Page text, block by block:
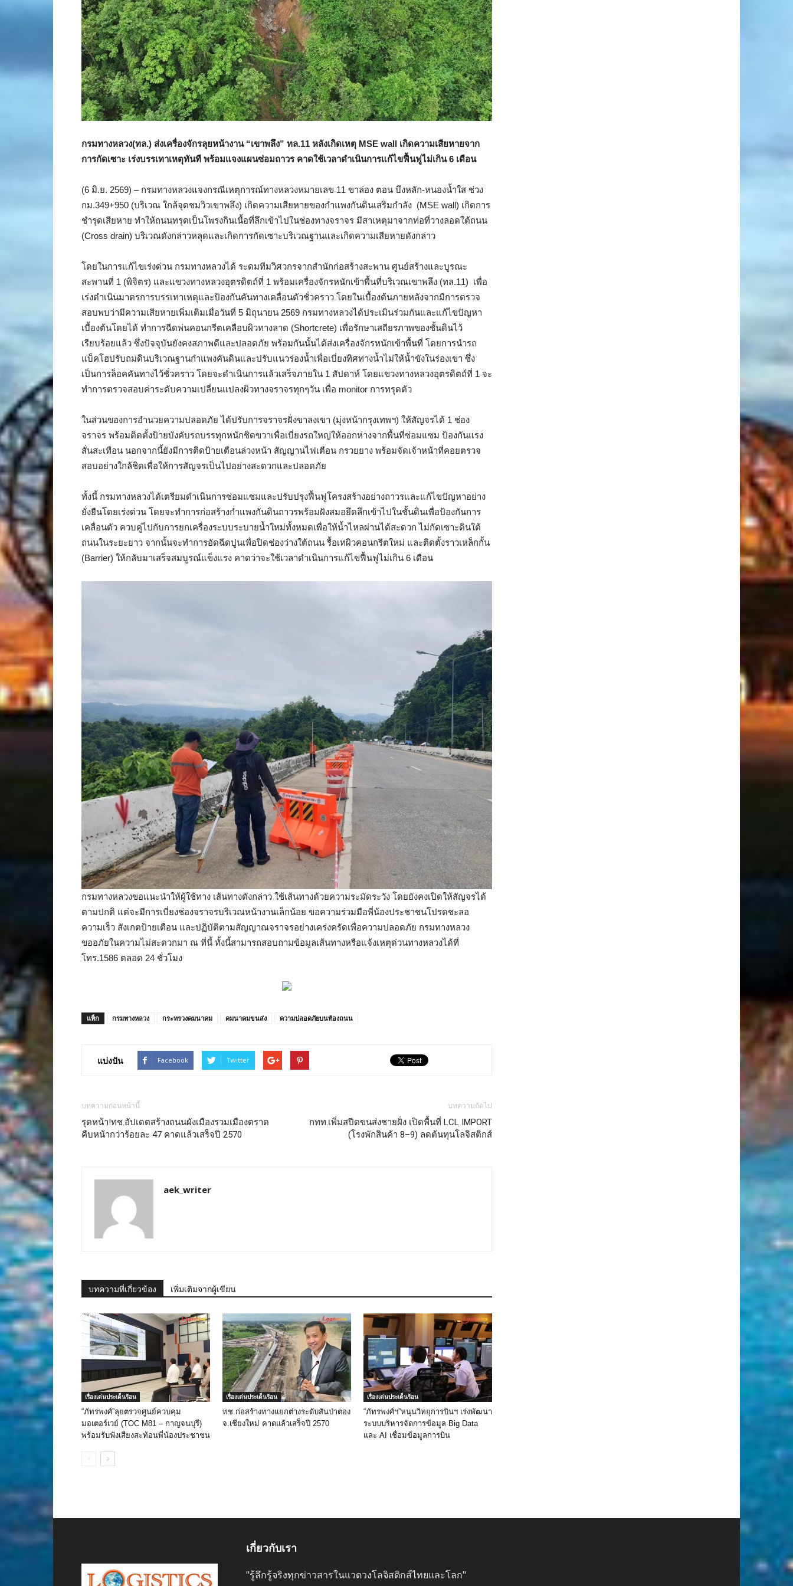
กรมทางหลวง(ทล.) ส่งเครื่องจักรลุยหน้างาน “เขาพลึง” ทล.11 หลังเกิดเหตุ MSE wall เกิดความเสียหายจาก
การกัดเซาะ เร่งบรรเทาเหตุทันที พร้อมแจงแผนซ่อมถาวร คาดใช้เวลาดำเนินการแก้ไขฟื้นฟูไม่เกิน 6 เดือน
(6 มิ.ย. 2569) – กรมทางหลวงแจงกรณีเหตุการณ์ทางหลวงหมายเลข 11 ขาล่อง ตอน บึงหลัก-หนองน้ำใส ช่วง
กม.349+950 (บริเวณ ใกล้จุดชมวิวเขาพลึง) เกิดความเสียหายของกำแพงกันดินเสริมกำลัง (MSE wall) เกิดการ
ชำรุดเสียหาย ทำให้ถนนทรุดเป็นโพรงกินเนื้อที่ลึกเข้าไปในช่องทางจราจร มีสาเหตุมาจากท่อที่วางลอดใต้ถนน
(Cross drain) บริเวณดังกล่าวหลุดและเกิดการกัดเซาะบริเวณฐานและเกิดความเสียหายดังกล่าว
โดยในการแก้ไขเร่งด่วน กรมทางหลวงได้ ระดมทีมวิศวกรจากสำนักก่อสร้างสะพาน ศูนย์สร้างและบูรณะ
สะพานที่ 1 (พิจิตร) และแขวงทางหลวงอุตรดิตถ์ที่ 1 พร้อมเครื่องจักรหนักเข้าพื้นที่บริเวณเขาพลึง (ทล.11) เพื่อ
เร่งดำเนินมาตรการบรรเทาเหตุและป้องกันคันทางเคลื่อนตัวชั่วคราว โดยในเบื้องต้นภายหลังจากมีการตรวจ
สอบพบว่ามีความเสียหายเพิ่มเติมเมื่อวันที่ 5 มิถุนายน 2569 กรมทางหลวงได้ประเมินร่วมกันและแก้ไขปัญหา
เบื้องต้นโดยได้ ทำการฉีดพ่นคอนกรีตเคลือบผิวทางลาด (Shortcrete) เพื่อรักษาเสถียรภาพของชั้นดินไว้
เรียบร้อยแล้ว ซึ่งปัจจุบันยังคงสภาพดีและปลอดภัย พร้อมกันนั้นได้ส่งเครื่องจักรหนักเข้าพื้นที่ โดยการนำรถ
แบ็คโฮปรับถมดินบริเวณฐานกำแพงคันดินและปรับแนวร่องน้ำเพื่อเบี่ยงทิศทางน้ำไม่ให้น้ำขังในร่องเขา ซึ่ง
เป็นการล็อคคันทางไว้ชั่วคราว โดยจะดำเนินการแล้วเสร็จภายใน 1 สัปดาห์ โดยแขวงทางหลวงอุตรดิตถ์ที่ 1 จะ
ทำการตรวจสอบค่าระดับความเปลี่ยนแปลงผิวทางจราจรทุกๆวัน เพื่อ monitor การทรุดตัว
ในส่วนของการอำนวยความปลอดภัย ได้ปรับการจราจรฝั่งขาลงเขา (มุ่งหน้ากรุงเทพฯ) ให้สัญจรได้ 1 ช่อง
จราจร พร้อมติดตั้งป้ายบังคับรถบรรทุกหนักชิดขวาเพื่อเบี่ยงรถใหญ่ให้ออกห่างจากพื้นที่ซ่อมแซม ป้องกันแรง
สั่นสะเทือน นอกจากนี้ยังมีการติดป้ายเตือนล่วงหน้า สัญญานไฟเตือน กรวยยาง พร้อมจัดเจ้าหน้าที่คอยตรวจ
สอบอย่างใกล้ชิดเพื่อให้การสัญจรเป็นไปอย่างสะดวกและปลอดภัย
ทั้งนี้ กรมทางหลวงได้เตรียมดำเนินการซ่อมแซมและปรับปรุงฟื้นฟูโครงสร้างอย่างถาวรและแก้ไขปัญหาอย่าง
ยั่งยืนโดยเร่งด่วน โดยจะทำการก่อสร้างกำแพงกันดินถาวรพร้อมฝังสมอยึดลึกเข้าไปในชั้นดินเพื่อป้องกันการ
เคลื่อนตัว ควบคู่ไปกับการยกเครื่องระบบระบายน้ำใหม่ทั้งหมดเพื่อให้น้ำไหลผ่านได้สะดวก ไม่กัดเซาะดินใต้
ถนนในระยะยาว จากนั้นจะทำการอัดฉีดปูนเพื่อปิดช่องว่างใต้ถนน รื้อเทผิวคอนกรีตใหม่ และติดตั้งราวเหล็กกั้น
(Barrier) ให้กลับมาเสร็จสมบูรณ์แข็งแรง คาดว่าจะใช้เวลาดำเนินการแก้ไขฟื้นฟูไม่เกิน 6 เดือน
กรมทางหลวงขอแนะนำให้ผู้ใช้ทาง เส้นทางดังกล่าว ใช้เส้นทางด้วยความระมัดระวัง โดยยังคงเปิดให้สัญจรได้
ตามปกติ แต่จะมีการเบี่ยงช่องจราจรบริเวณหน้างานเล็กน้อย ขอความร่วมมือพี่น้องประชาชนโปรดชะลอ
ความเร็ว สังเกตป้ายเตือน และปฏิบัติตามสัญญาณจราจรอย่างเคร่งครัดเพื่อความปลอดภัย กรมทางหลวง
ขออภัยในความไม่สะดวกมา ณ ที่นี้ ทั้งนี้สามารถสอบถามข้อมูลเส้นทางหรือแจ้งเหตุด่วนทางหลวงได้ที่
โทร.1586 ตลอด 24 ชั่วโมง
แท็ก กรมทางหลวง กระทรวงคมนาคม คมนาคมขนส่ง ความปลอดภัยบนท้องถนน
แบ่งปัน Facebook Twitter
บทความก่อนหน้านี้
รุดหน้า!ทช.อัปเดตสร้างถนนผังเมืองรวมเมืองตราด
คืบหน้ากว่าร้อยละ 47 คาดแล้วเสร็จปี 2570
บทความถัดไป
กทท.เพิ่มสปีดขนส่งชายฝั่ง เปิดพื้นที่ LCL IMPORT
(โรงพักสินค้า 8–9) ลดต้นทุนโลจิสติกส์
aek_writer
บทความที่เกี่ยวข้อง เพิ่มเติมจากผู้เขียน
เรื่องเด่นประเด็นร้อน
“ภัทรพงศ์”ลุยตรวจศูนย์ควบคุม
มอเตอร์เวย์ (TOC M81 – กาญจนบุรี)​
พร้อมรับฟังเสียงสะท้อนพี่น้องประชาชน
เรื่องเด่นประเด็นร้อน
ทช.ก่อสร้างทางแยกต่างระดับสันป่าตอง
จ.เชียงใหม่ คาดแล้วเสร็จปี 2570
เรื่องเด่นประเด็นร้อน
“ภัทรพงศ์ฯ”หนุนวิทยุการบินฯ เร่งพัฒนา
ระบบบริหารจัดการข้อมูล Big Data
และ AI เชื่อมข้อมูลการบิน
เกี่ยวกับเรา
"รู้ลึกรู้จริงทุกข่าวสารในแวดวงโลจิสติกส์ไทยและโลก"